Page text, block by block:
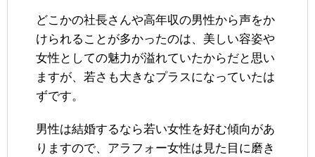
どこかの社長さんや高年収の男性から声をか
けられることが多かったのは、美しい容姿や
女性としての魅力が溢れていたからだと思い
ますが、若さも大きなプラスになっていたは
ずです。
男性は結婚するなら若い女性を好む傾向があ
りますので、アラフォー女性は見た目に磨き